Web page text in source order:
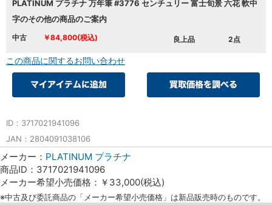
PLATINUM プラチナ 万年筆 #3776 センチュリー 富士旬景 六花 軟中
字のその他の商品のご案内
中古 ￥84,800(税込) 良上品 2点
この商品に関するお問い合わせ
ID：3717021941096
JAN：2804091038106
メーカー： PLATINUM プラチナ
商品ID：3717021941096
メーカー希望小売価格：￥33,000(税込)
※中古及び委託商品の「メーカー希望小売価格」は新品販売時のものです。